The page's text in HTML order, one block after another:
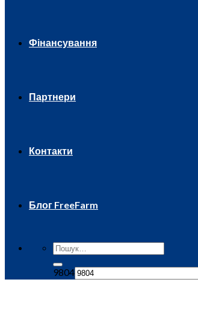
Фінансування
Партнери
Контакти
Блог FreeFarm
9804